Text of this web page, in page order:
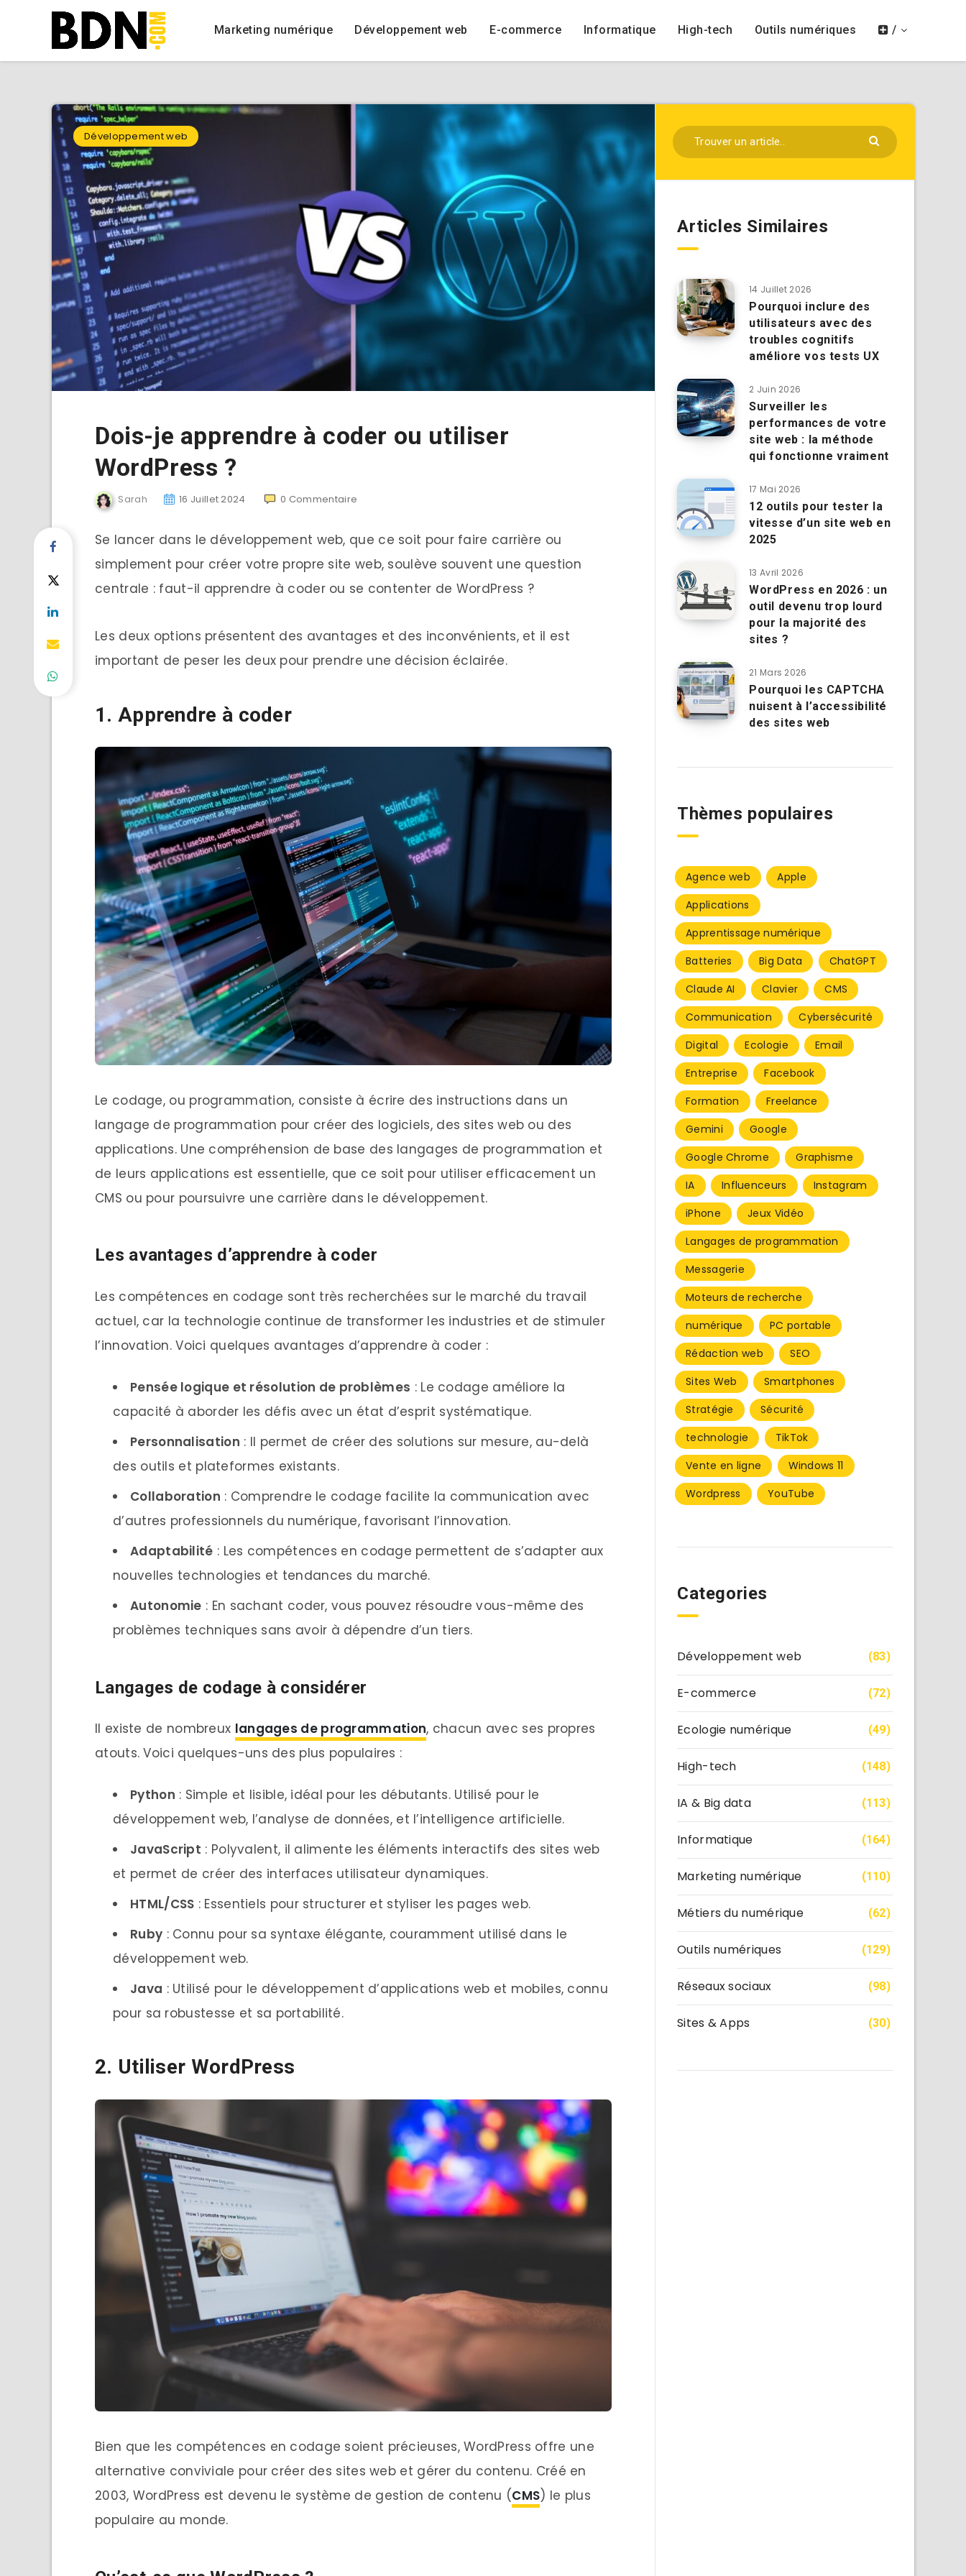
Marketing numérique Développement web E-commerce Informatique High-tech Outils numériques /
Développement web
Dois-je apprendre à coder ou utiliser
WordPress ?
Sarah 16 Juillet 2024 0 Commentaire
Se lancer dans le développement web, que ce soit pour faire carrière ou
simplement pour créer votre propre site web, soulève souvent une question
centrale : faut-il apprendre à coder ou se contenter de WordPress ?
Les deux options présentent des avantages et des inconvénients, et il est
important de peser les deux pour prendre une décision éclairée.
1. Apprendre à coder
Le codage, ou programmation, consiste à écrire des instructions dans un
langage de programmation pour créer des logiciels, des sites web ou des
applications. Une compréhension de base des langages de programmation et
de leurs applications est essentielle, que ce soit pour utiliser efficacement un
CMS ou pour poursuivre une carrière dans le développement.
Les avantages d’apprendre à coder
Les compétences en codage sont très recherchées sur le marché du travail
actuel, car la technologie continue de transformer les industries et de stimuler
l’innovation. Voici quelques avantages d’apprendre à coder :
Pensée logique et résolution de problèmes : Le codage améliore la
capacité à aborder les défis avec un état d’esprit systématique.
Personnalisation : Il permet de créer des solutions sur mesure, au-delà
des outils et plateformes existants.
Collaboration : Comprendre le codage facilite la communication avec
d’autres professionnels du numérique, favorisant l’innovation.
Adaptabilité : Les compétences en codage permettent de s’adapter aux
nouvelles technologies et tendances du marché.
Autonomie : En sachant coder, vous pouvez résoudre vous-même des
problèmes techniques sans avoir à dépendre d’un tiers.
Langages de codage à considérer
Il existe de nombreux langages de programmation, chacun avec ses propres
atouts. Voici quelques-uns des plus populaires :
Python : Simple et lisible, idéal pour les débutants. Utilisé pour le
développement web, l’analyse de données, et l’intelligence artificielle.
JavaScript : Polyvalent, il alimente les éléments interactifs des sites web
et permet de créer des interfaces utilisateur dynamiques.
HTML/CSS : Essentiels pour structurer et styliser les pages web.
Ruby : Connu pour sa syntaxe élégante, couramment utilisé dans le
développement web.
Java : Utilisé pour le développement d’applications web et mobiles, connu
pour sa robustesse et sa portabilité.
2. Utiliser WordPress
Bien que les compétences en codage soient précieuses, WordPress offre une
alternative conviviale pour créer des sites web et gérer du contenu. Créé en
2003, WordPress est devenu le système de gestion de contenu (CMS) le plus
populaire au monde.
Articles Similaires
14 Juillet 2026
Pourquoi inclure des
utilisateurs avec des
troubles cognitifs
améliore vos tests UX
2 Juin 2026
Surveiller les
performances de votre
site web : la méthode
qui fonctionne vraiment
17 Mai 2026
12 outils pour tester la
vitesse d’un site web en
2025
13 Avril 2026
WordPress en 2026 : un
outil devenu trop lourd
pour la majorité des
sites ?
21 Mars 2026
Pourquoi les CAPTCHA
nuisent à l’accessibilité
des sites web
Thèmes populaires
Agence web
Apple
Applications
Apprentissage numérique
Batteries
Big Data
ChatGPT
Claude AI
Clavier
CMS
Communication
Cybersécurité
Digital
Ecologie
Email
Entreprise
Facebook
Formation
Freelance
Gemini
Google
Google Chrome
Graphisme
IA
Influenceurs
Instagram
iPhone
Jeux Vidéo
Langages de programmation
Messagerie
Moteurs de recherche
numérique
PC portable
Rédaction web
SEO
Sites Web
Smartphones
Stratégie
Sécurité
technologie
TikTok
Vente en ligne
Windows 11
Wordpress
YouTube
Categories
Développement web (83)
E-commerce (72)
Ecologie numérique (49)
High-tech (148)
IA & Big data (113)
Informatique (164)
Marketing numérique (110)
Métiers du numérique (62)
Outils numériques (129)
Réseaux sociaux (98)
Sites & Apps (30)